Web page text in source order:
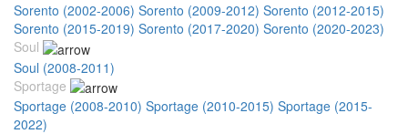
Sorento (2002-2006) Sorento (2009-2012) Sorento (2012-2015)
Sorento (2015-2019) Sorento (2017-2020) Sorento (2020-2023)
Soul
Soul (2008-2011)
Sportage
Sportage (2008-2010) Sportage (2010-2015) Sportage (2015-
2022)